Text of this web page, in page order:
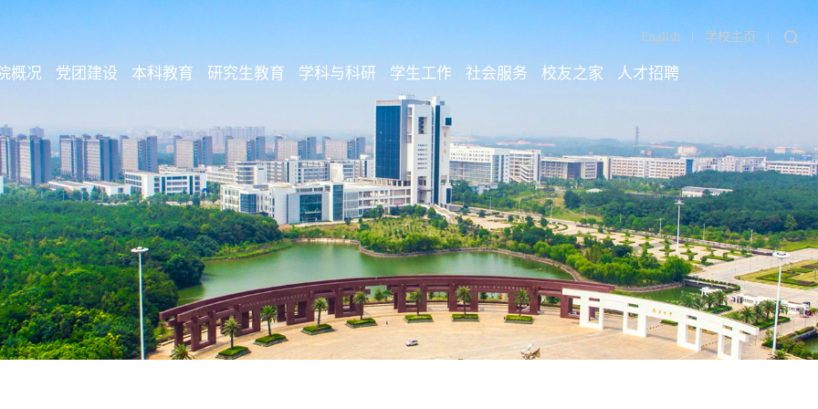
|
学校主页
|
English
概况 党团建设 本科教育 研究生教育 学科与科研 学生工作 社会服务 校友之家 人才招聘